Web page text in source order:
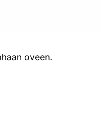
oveen.